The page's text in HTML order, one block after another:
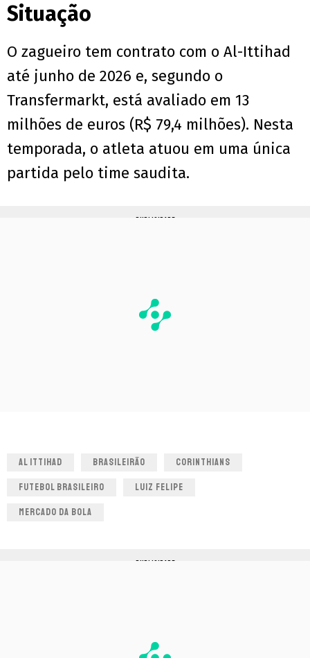
Situação
O zagueiro tem contrato com o Al-Ittihad
até junho de 2026 e, segundo o
Transfermarkt, está avaliado em 13
milhões de euros (R$ 79,4 milhões). Nesta
temporada, o atleta atuou em uma única
partida pelo time saudita.
PUBLICIDADE
AL ITTIHAD BRASILEIRÃO CORINTHIANS
FUTEBOL BRASILEIRO LUIZ FELIPE
MERCADO DA BOLA
PUBLICIDADE